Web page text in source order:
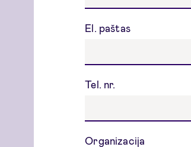
El. paštas
Tel. nr.
Organizacija